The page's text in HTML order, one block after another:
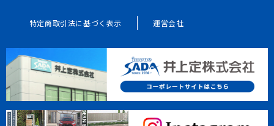
特定商取引法に基づく表示 運営会社